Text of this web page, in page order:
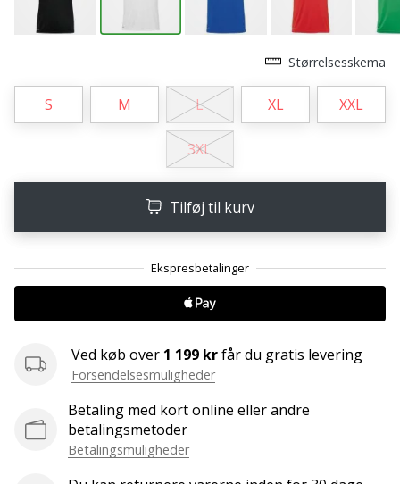
11. 8. 2022
Weplayvolleyball
affiliate
egen
blog,
administrerer
en
Facebook-
side
diskussionsforum?
Lad
dem
Størrelsesskema
S M L XL XXL
3XL
Tilføj til kurv
Ved køb over 1 199 krfår du gratis levering
Forsendelsesmuligheder
Betaling med kort online eller andre
betalingsmetoder
Betalingsmuligheder